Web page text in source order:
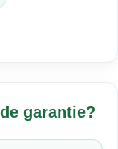
garantie?